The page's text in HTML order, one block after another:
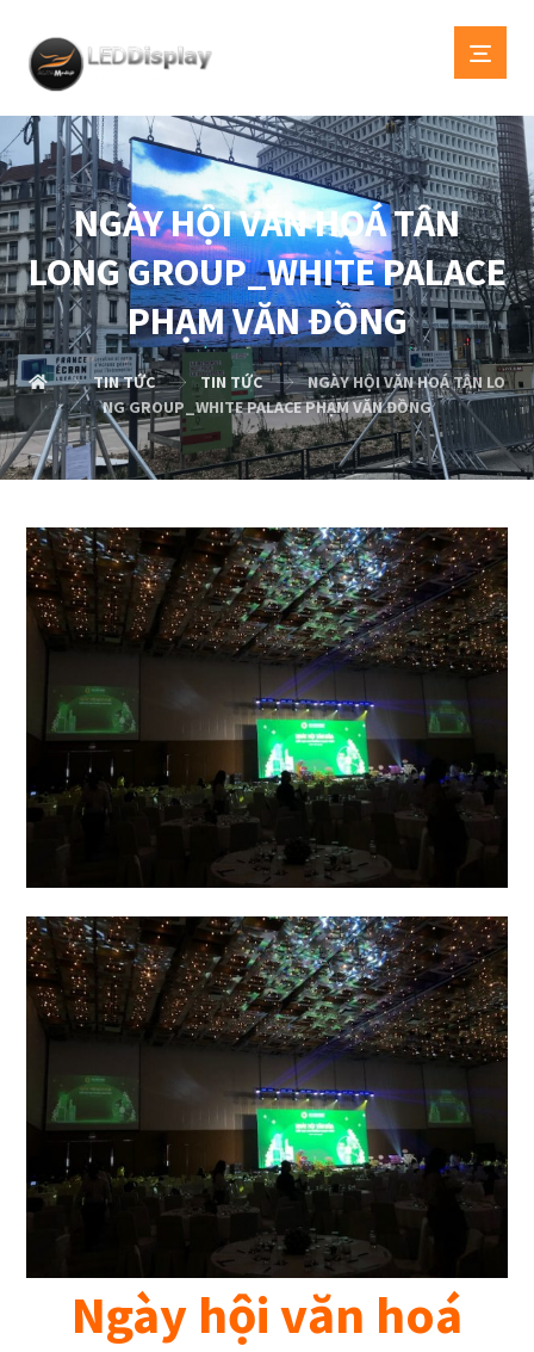
NGÀY HỘI VĂN HOÁ TÂN
LONG GROUP_WHITE PALACE
PHẠM VĂN ĐỒNG
TIN TỨC TIN TỨC
NGÀY HỘI VĂN HOÁ TÂN LO
NG GROUP_WHITE PALACE PHẠM VĂN ĐỒNG
Ngày hội văn hoá